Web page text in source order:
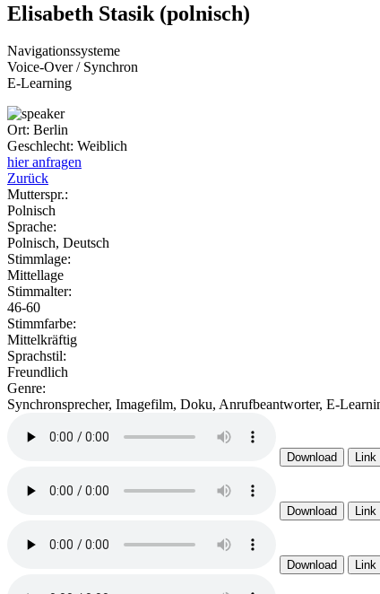
Elisabeth Stasik (polnisch)
Navigationssysteme
Voice-Over / Synchron
E-Learning
Ort: Berlin
Geschlecht: Weiblich
hier anfragen
Zurück
Mutterspr.:
Polnisch
Sprache:
Polnisch, Deutsch
Stimmlage:
Mittellage
Stimmalter:
46-60
Stimmfarbe:
Mittelkräftig
Sprachstil:
Freundlich
Genre:
Synchronsprecher, Imagefilm, Doku, Anrufbeantworter, E-
Download Link
Download Link
Download Link